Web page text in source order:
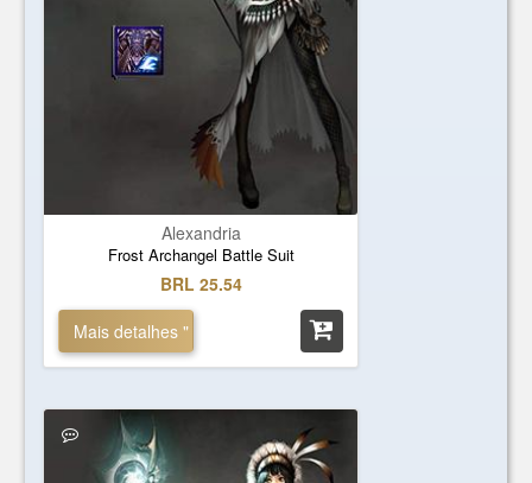
Alexandria
Frost Archangel Battle Suit
BRL 25.54
Mais detalhes "